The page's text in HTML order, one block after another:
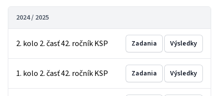
2024 / 2025
2. kolo 2. časť 42. ročník KSP Zadania Výsledky
1. kolo 2. časť 42. ročník KSP Zadania Výsledky